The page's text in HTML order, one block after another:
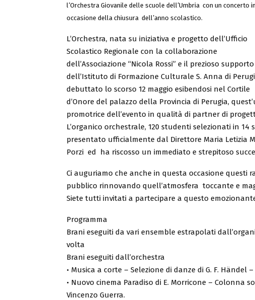
l’Orchestra Giovanile delle scuole dell’Umbria con un concerto in
occasione della chiusura dell’anno scolastico.
L’Orchestra, nata su iniziativa e progetto dell’Ufficio
Scolastico Regionale con la collaborazione
dell’Associazione “Nicola Rossi” e il prezioso supporto
dell’Istituto di Formazione Culturale S. Anna di
debuttato lo scorso 12 maggio esibendosi nel Cortile
d’Onore del palazzo della Provincia di Perugia,
promotrice dell’evento in qualità di partner di
L’organico orchestrale, 120 studenti selezionati in
presentato ufficialmente dal Direttore Maria Letizia
Porzi ed ha riscosso un immediato e strepitoso
Ci auguriamo che anche in questa occasione
pubblico rinnovando quell’atmosfera toccante e
Siete tutti invitati a partecipare a questo
Programma
Brani eseguiti da vari ensemble estrapolati
volta
Brani eseguiti dall’orchestra
• Musica a corte – Selezione di danze di G. F. Händel
• Nuovo cinema Paradiso di E. Morricone –
Vincenzo Guerra.